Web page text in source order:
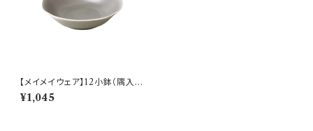
【メイメイウェア】12小鉢（隅入
薄灰) O-M45505
¥1,045